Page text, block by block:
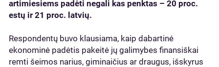
artimiesiems padėti negali kas penktas – 20 proc.
estų ir 21 proc. latvių.
Respondentų buvo klausiama, kaip dabartinė
ekonominė padėtis pakeitė jų galimybes finansiškai
remti šeimos narius, giminaičius ar draugus, išskyrus